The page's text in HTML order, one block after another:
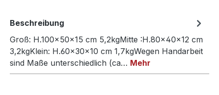
Beschreibung
Groß: H.100x50x15 cm 5,2kgMitte :H.80x40x12 cm
3,2kgKlein: H.60x30x10 cm 1,7kgWegen Handarbeit
sind Maße unterschiedlich (ca… Mehr